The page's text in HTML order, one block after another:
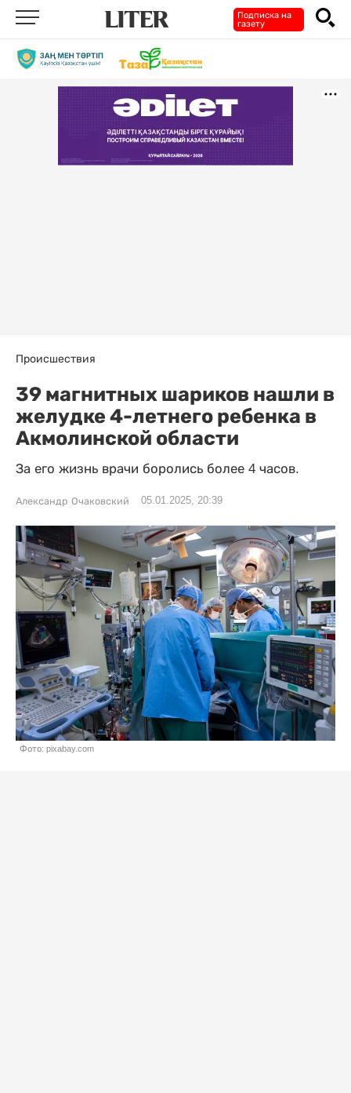
Подписка на
газету
Происшествия
39 магнитных шариков нашли в
желудке 4-летнего ребенка в
Акмолинской области
За его жизнь врачи боролись более 4 часов.
Александр Очаковский 05.01.2025, 20:39
Фото: pixabay.com